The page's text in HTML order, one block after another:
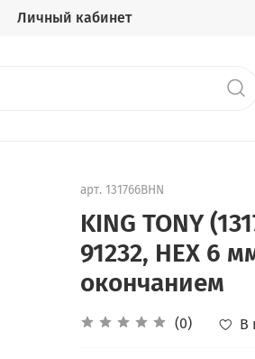
Личный кабинет
арт. 131766BHN
KING TONY
91232, HEX 6
окончанием
(0) В